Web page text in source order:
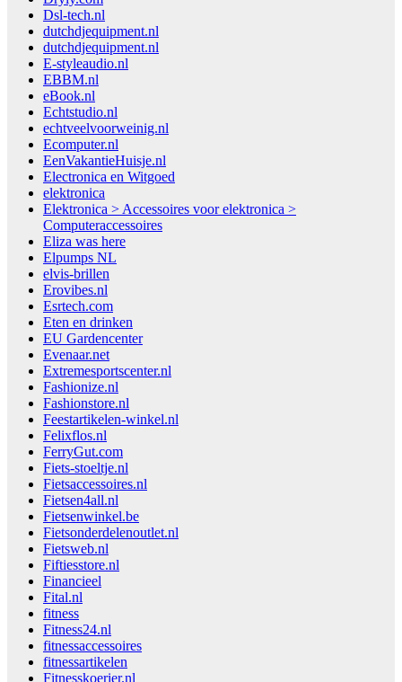
Dsl-tech.nl
dutchdjequipment.nl
dutchdjequipment.nl
E-styleaudio.nl
EBBM.nl
eBook.nl
Echtstudio.nl
echtveelvoorweinig.nl
Ecomputer.nl
EenVakantieHuisje.nl
Electronica en Witgoed
elektronica
Elektronica > Accessoires voor elektronica >
Computeraccessoires
Eliza was here
Elpumps NL
elvis-brillen
Erovibes.nl
Esrtech.com
Eten en drinken
EU Gardencenter
Evenaar.net
Extremesportscenter.nl
Fashionize.nl
Fashionstore.nl
Feestartikelen-winkel.nl
Felixflos.nl
FerryGut.com
Fiets-stoeltje.nl
Fietsaccessoires.nl
Fietsen4all.nl
Fietsenwinkel.be
Fietsonderdelenoutlet.nl
Fietsweb.nl
Fiftiesstore.nl
Financieel
Fital.nl
fitness
Fitness24.nl
fitnessaccessoires
fitnessartikelen
Fitnesskoerier.nl